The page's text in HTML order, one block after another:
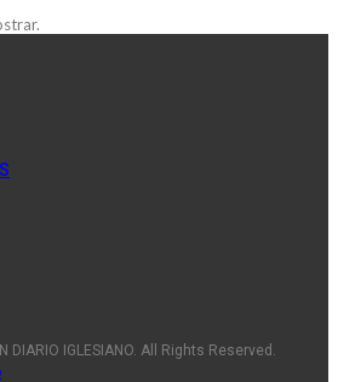
DIARIO IGLESIANO. All Rights Reserved.